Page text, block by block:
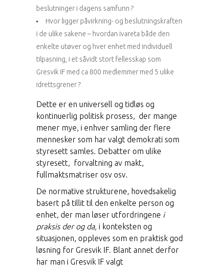
beslutninger i dagens samfunn ?
Hvor ligger påvirkning- og beslutningskraften
i de ulike sakene – hvordan ivareta både den
enkelte utøver og hver enhet med individuell
tilpasning, i et såvidt stort fellesskap som
Gresvik IF med ca 800 medlemmer med 5 ulike
idrettsgrener ?
Dette er en universell og tidløs og
kontinuerlig politisk prosess, der mange
mener mye, i enhver samling der flere
mennesker som har valgt demokrati som
styresett samles. Debatter om ulike
styresett, forvaltning av makt,
fullmaktsmatriser osv osv.
De normative strukturene, hovedsakelig
basert på tillit til den enkelte person og
enhet, der man løser utfordringene i
praksis der og da, i konteksten og
situasjonen, oppleves som en praktisk god
løsning for Gresvik IF. Blant annet derfor
har man i Gresvik IF valgt